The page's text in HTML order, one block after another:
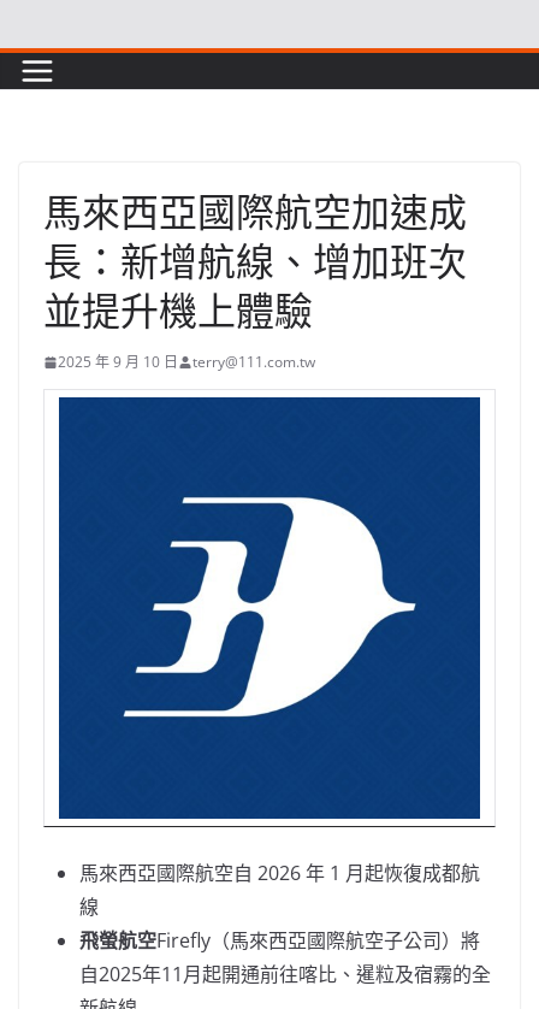
to
content
馬來西亞國際航空加速成
長：新增航線、增加班次
並提升機上體驗
2025 年 9 月 10 日 terry@111.com.tw
馬來西亞國際航空自 2026 年 1 月起恢復成都航
線
飛螢航空Firefly（馬來西亞國際航空子公司）將
自2025年11月起開通前往喀比、暹粒及宿霧的全